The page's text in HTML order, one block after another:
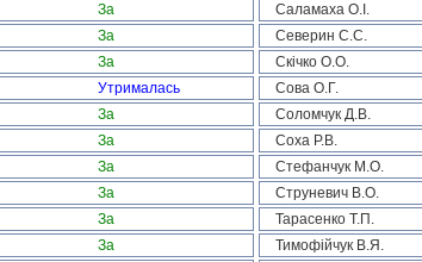
За Саламаха О.І.
За Северин С.С.
За Скічко О.О.
Утрималась Сова О.Г.
За Соломчук Д.В.
За Соха Р.В.
За Стефанчук М.О.
За Струневич В.О.
За Тарасенко Т.П.
За Тимофійчук В.Я.